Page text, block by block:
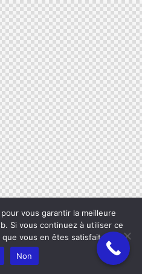
vous garantir la meilleure
Si vous continuez à utiliser ce
vous en êtes satisfait.
Non